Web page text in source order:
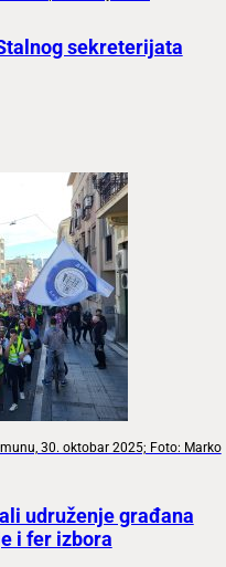
sekreterijata
30. oktobar 2025; Foto: Marko
udruženje građana
i fer izbora